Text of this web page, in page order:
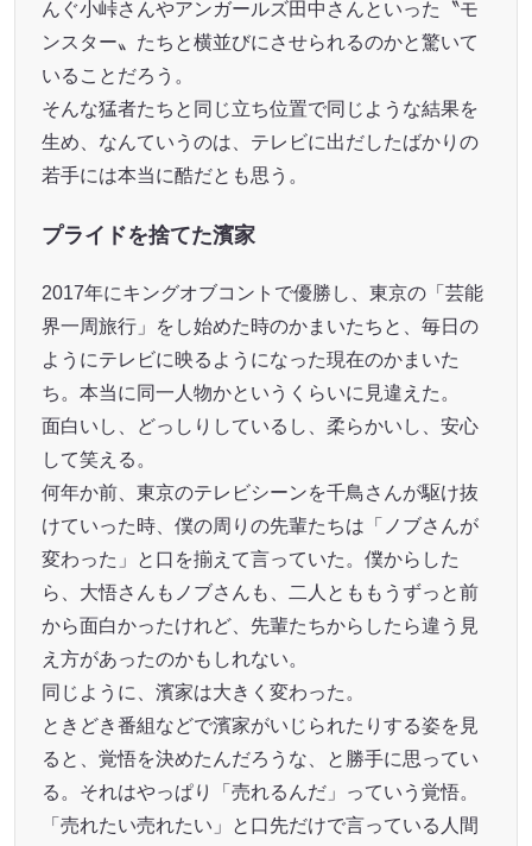
んぐ小峠さんやアンガールズ田中さんといった〝モ
ンスター〟たちと横並びにさせられるのかと驚いて
いることだろう。
そんな猛者たちと同じ立ち位置で同じような結果を
生め、なんていうのは、テレビに出だしたばかりの
若手には本当に酷だとも思う。
プライドを捨てた濱家
2017年にキングオブコントで優勝し、東京の「芸能
界一周旅行」をし始めた時のかまいたちと、毎日の
ようにテレビに映るようになった現在のかまいた
ち。本当に同一人物かというくらいに見違えた。
面白いし、どっしりしているし、柔らかいし、安心
して笑える。
何年か前、東京のテレビシーンを千鳥さんが駆け抜
けていった時、僕の周りの先輩たちは「ノブさんが
変わった」と口を揃えて言っていた。僕からした
ら、大悟さんもノブさんも、二人とももうずっと前
から面白かったけれど、先輩たちからしたら違う見
え方があったのかもしれない。
同じように、濱家は大きく変わった。
ときどき番組などで濱家がいじられたりする姿を見
ると、覚悟を決めたんだろうな、と勝手に思ってい
る。それはやっぱり「売れるんだ」っていう覚悟。
「売れたい売れたい」と口先だけで言っている人間